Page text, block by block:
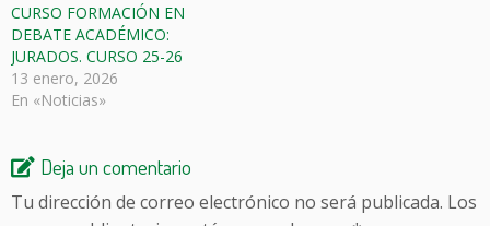
CURSO FORMACIÓN EN
DEBATE ACADÉMICO:
JURADOS. CURSO 25-26
13 enero, 2026
En «Noticias»
Deja un comentario
Tu dirección de correo electrónico no será publicada. Los